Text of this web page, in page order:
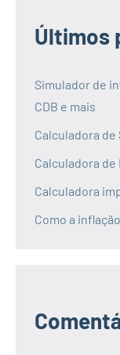
Últimos
Simulador de
CDB e mais
Calculadora
Calculadora
Calculadora
Como a